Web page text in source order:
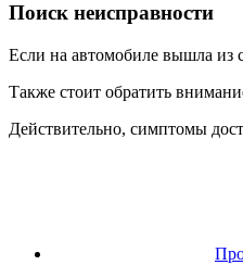
Поиск неисправности
Если на автомобиле вышла из
Также стоит обратить
Действительно, симптомы